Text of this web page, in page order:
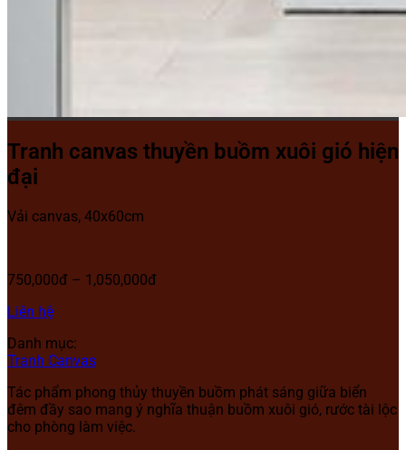
Tranh canvas thuyền buồm xuôi gió hiện
đại
Vải canvas, 40x60cm
750,000đ – 1,050,000đ
Liên hệ
Danh mục:
Tranh Canvas
Tác phẩm phong thủy thuyền buồm phát sáng giữa biển
đêm đầy sao mang ý nghĩa thuận buồm xuôi gió, rước tài lộc
cho phòng làm việc.